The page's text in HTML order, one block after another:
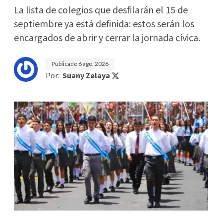
La lista de colegios que desfilarán el 15 de
septiembre ya está definida: estos serán los
encargados de abrir y cerrar la jornada cívica.
Publicado 6 ago. 2026
Por: Suany Zelaya